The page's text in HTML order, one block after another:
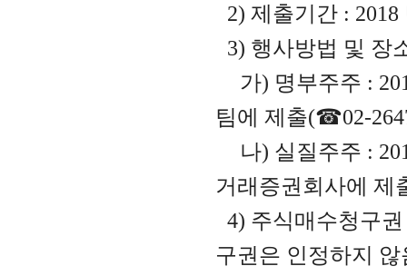
2)제출기간 : 2018
3) 행사방법 및 장
가) 명부주주 :
팀에 제출(☎02-
나) 실질주주 :
거래증권회사에 제
4) 주식매수청구권
구권은 인정하지 않